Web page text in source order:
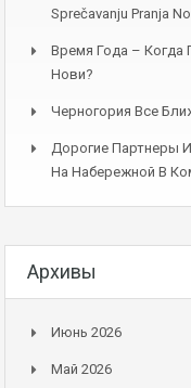
Sprečavanju Pranja
Время Года – Когда
Нови?
Черногория Все
Дорогие Партнеры
На Набережной В
Архивы
Июнь 2026
Май 2026